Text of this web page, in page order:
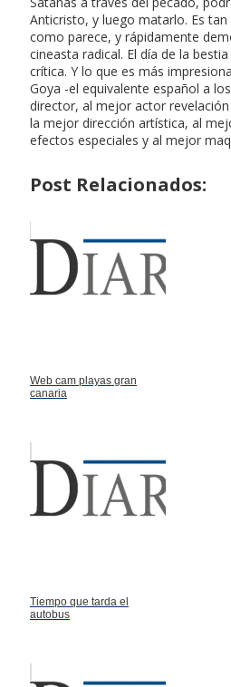
Anticristo, y luego matarlo. Es
como parece, y rápidamente
cineasta radical. El día de la
crítica. Y lo que es más
Goya -el equivalente español a
director, al mejor actor
la mejor dirección artística, al
efectos especiales y al mejor
Post Relacionados:
Web cam playas gran
canaria
Tiempo que tarda el
autobus